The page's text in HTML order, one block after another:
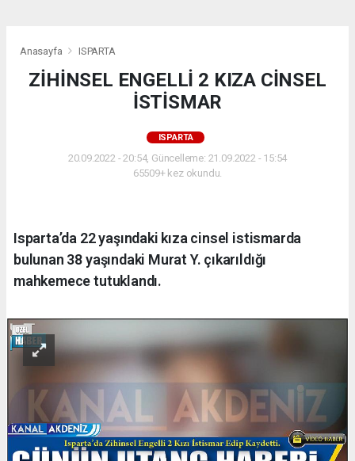
Anasayfa ISPARTA
ZİHİNSEL ENGELLİ 2 KIZA CİNSEL
İSTİSMAR
ISPARTA
20.09.2022 - 20:54, Güncelleme: 21.09.2022 - 15:54
65509+ kez okundu.
Isparta’da 22 yaşındaki kıza cinsel istismarda
bulunan 38 yaşındaki Murat Y. çıkarıldığı
mahkemece tutuklandı.